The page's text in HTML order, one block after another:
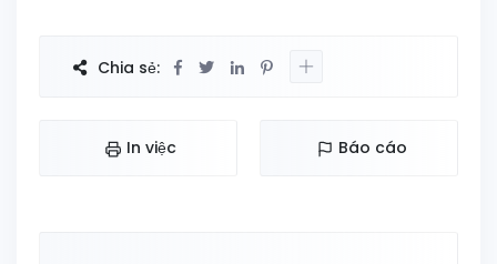
Chia sẻ:
In việc Báo cáo